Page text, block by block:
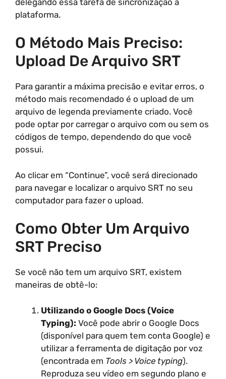
plataforma.
O Método Mais Preciso:
Upload De Arquivo SRT
Para garantir a máxima precisão e evitar erros, o
método mais recomendado é o upload de um
arquivo de legenda previamente criado. Você
pode optar por carregar o arquivo com ou sem os
códigos de tempo, dependendo do que você
possui.
Ao clicar em “Continue”, você será direcionado
para navegar e localizar o arquivo SRT no seu
computador para fazer o upload.
Como Obter Um Arquivo
SRT Preciso
Se você não tem um arquivo SRT, existem
maneiras de obtê-lo:
Utilizando o Google Docs (Voice
Typing): Você pode abrir o Google Docs
(disponível para quem tem conta Google) e
utilizar a ferramenta de digitação por voz
(encontrada em Tools > Voice typing).
Reproduza seu vídeo em segundo plano e